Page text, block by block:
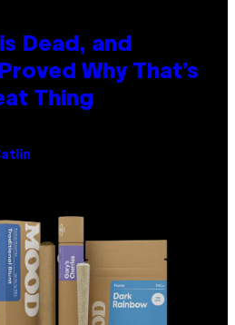
Dead, and
Why That’s
Thing